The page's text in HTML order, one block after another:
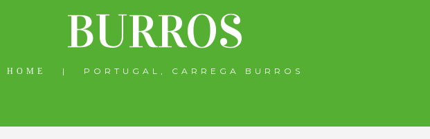
BURROS
HOME PORTUGAL, CARREGA BURROS